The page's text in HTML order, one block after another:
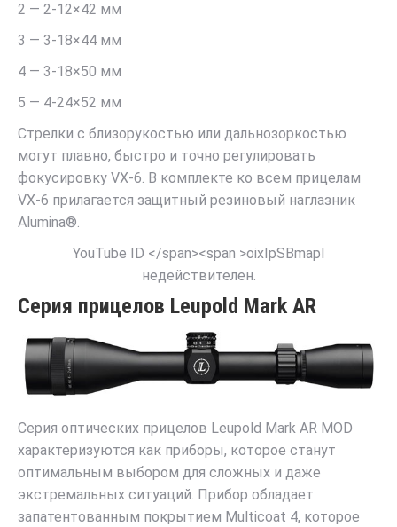
2 — 2-12×42 мм
3 — 3-18×44 мм
4 — 3-18×50 мм
5 — 4-24×52 мм
Стрелки с близорукостью или дальнозоркостью
могут плавно, быстро и точно регулировать
фокусировку VX-6. В комплекте ко всем прицелам
VX-6 прилагается защитный резиновый наглазник
Alumina®.
YouTube ID </span><span >oixIpSBmapI
недействителен.
Серия прицелов Leupold Mark AR
Серия оптических прицелов Leupold Mark AR MOD
характеризуются как приборы, которое станут
оптимальным выбором для сложных и даже
экстремальных ситуаций. Прибор обладает
запатентованным покрытием Multicoat 4, которое